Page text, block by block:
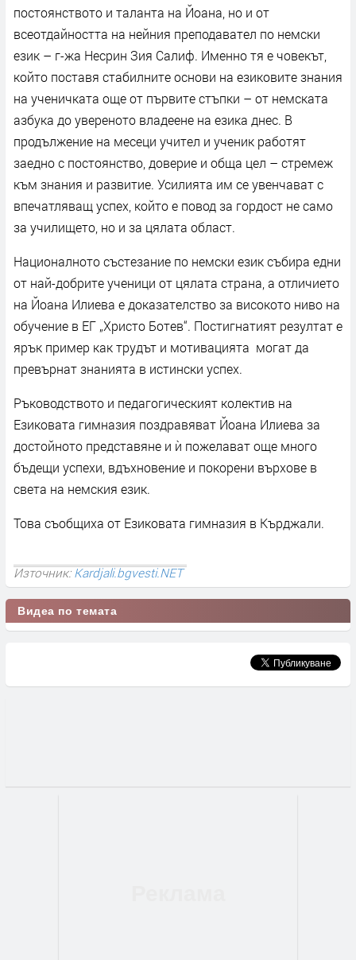
постоянството и таланта на Йоана, но и от
всеотдайността на нейния преподавател по немски
език – г-жа Несрин Зия Салиф. Именно тя е човекът,
който поставя стабилните основи на езиковите знания
на ученичката още от първите стъпки – от немската
азбука до увереното владеене на езика днес. В
продължение на месеци учител и ученик работят
заедно с постоянство, доверие и обща цел – стремеж
към знания и развитие. Усилията им се увенчават с
впечатляващ успех, който е повод за гордост не само
за училището, но и за цялата област.
Националното състезание по немски език събира едни
от най-добрите ученици от цялата страна, а отличието
на Йоана Илиева е доказателство за високото ниво на
обучение в ЕГ „Христо Ботев“. Постигнатият резултат е
ярък пример как трудът и мотивацията могат да
превърнат знанията в истински успех.
Ръководството и педагогическият колектив на
Езиковата гимназия поздравяват Йоана Илиева за
достойното представяне и ѝ пожелават още много
бъдещи успехи, вдъхновение и покорени върхове в
света на немския език.
Това съобщиха от Езиковата гимназия в Кърджали.
Източник:Kardjali.bgvesti.NET
Видеа по темата